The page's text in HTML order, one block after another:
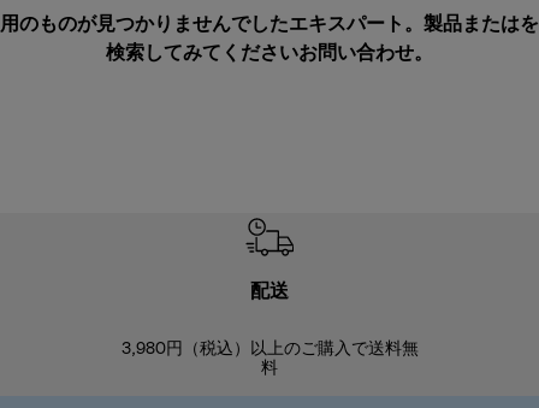
用のものが見つかりませんでしたエキスパート。製品またはを
検索してみてくださいお問い合わせ。
配送
3,980円（税込）以上のご購入で送料無
料